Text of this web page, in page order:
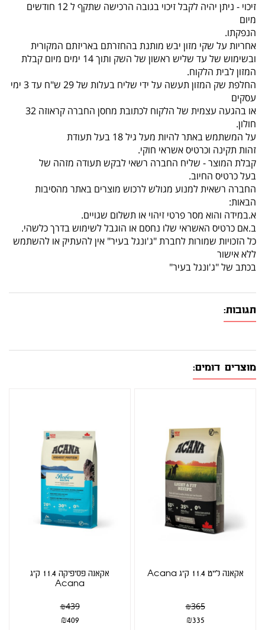
זיכוי - ניתן יהיה לקבל זיכוי בגובה הרכישה שתקף ל 12 חודשים
מיום
הנפקתו.
אחריות על שקי מזון יבש מותנת בהחזרתם באריזתם המקורית
ובשימוש של עד שליש ראשון של השק ותוך 14 ימים מיום קבלת
המזון לבית הלקוח.
החלפת שק המזון תעשה על ידי שליח בעלות של 29 ש"ח עד 3 ימי
עסקים
או בהגעה עצמית של הלקוח לכתובת מחסן החברה קראוזה 32
חולון.
על המשתמש באתר להיות מעל גיל 18 בעל תעודת
זהות תקינה וכרטיס אשראי חוקי.
קבלת המוצר - שליח החברה רשאי לבקש תעודה מזהה של
בעל כרטיס החיוב.
החברה רשאית למנוע מגולש לרכוש מוצרים באתר מהסיבות
הבאות:
א.במידה והוא מסר פרטי זיהוי או תשלום שגויים.
ב.אם כרטיס האשראי שלו נחסם או הוגבל לשימוש בדרך כלשהי.
כל הזכויות שמורות לחברת "ג'ונגל בעיר" אין להעתיק או להשתמש
ללא אישור
בכתב של "ג'ונגל בעיר"
תגובות:
מוצרים דומים:
אקאנה לייט 11.4 ק"ג Acana
₪365
₪335
אקאנה פסיפיקה 11.4 ק"ג
Acana
₪439
₪409